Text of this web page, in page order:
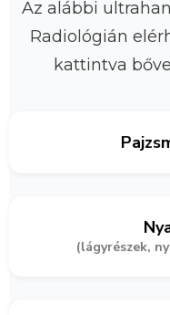
Az alábbi
Radiológián
kattintva
(lágyrészek,